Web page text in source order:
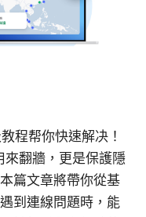
程帮你快速解决！
翻牆，更是保護隱
篇文章將帶你從基
到連線問題時，能